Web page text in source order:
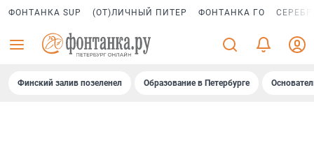
ФОНТАНКА SUP (ОТ)ЛИЧНЫЙ ПИТЕР ФОНТАНКА ГО
Финский залив позеленел Образование в Петербурге